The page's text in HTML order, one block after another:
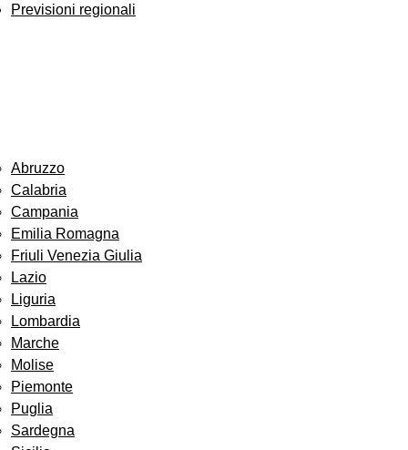
Previsioni regionali
Abruzzo
Calabria
Campania
Emilia Romagna
Friuli Venezia Giulia
Lazio
Liguria
Lombardia
Marche
Molise
Piemonte
Puglia
Sardegna